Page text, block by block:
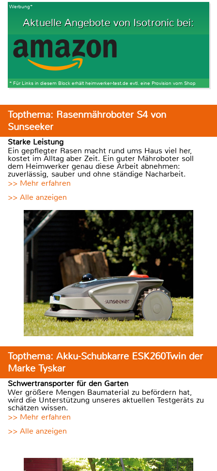
Werbung*
Aktuelle Angebote von Isotronic bei:
* Für Links in diesem Block erhält heimwerker-test.de evtl. eine Provision vom Shop
Topthema: Rasenmähroboter S4 von
Sunseeker
Starke Leistung
Ein gepflegter Rasen macht rund ums Haus viel her,
kostet im Alltag aber Zeit. Ein guter Mähroboter soll
dem Heimwerker genau diese Arbeit abnehmen:
zuverlässig, sauber und ohne ständige Nacharbeit.
>> Mehr erfahren
>> Alle anzeigen
Topthema: Akku-Schubkarre ESK260Twin der
Marke Tyskar
Schwertransporter für den Garten
Wer größere Mengen Baumaterial zu befördern hat,
wird die Unterstützung unseres aktuellen Testgeräts zu
schätzen wissen.
>> Mehr erfahren
>> Alle anzeigen